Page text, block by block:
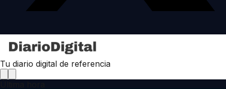
Tu diario digital de referencia